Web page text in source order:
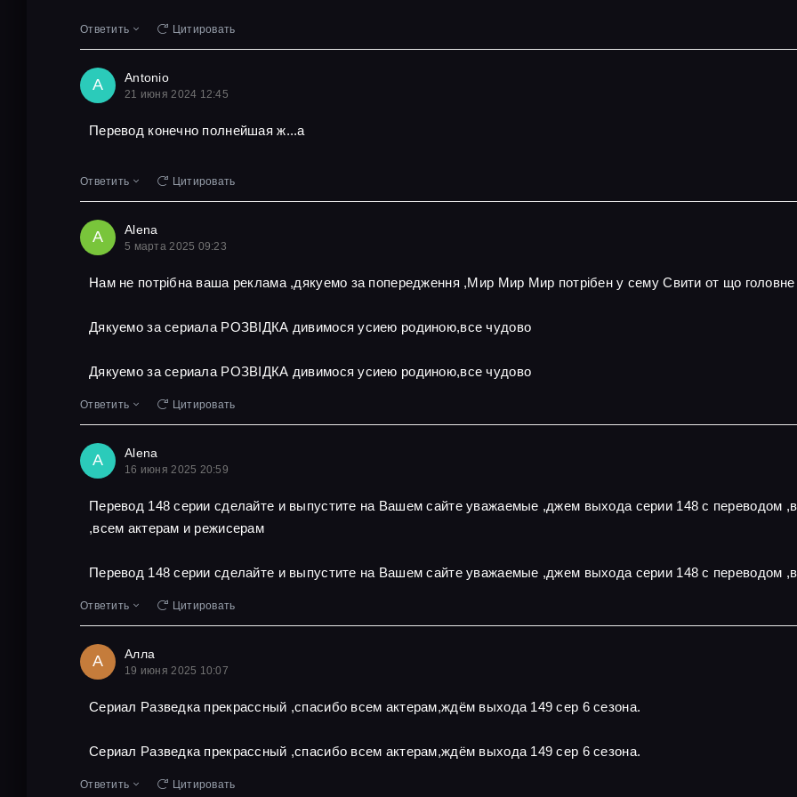
Ответить Цитировать
A Antonio
21 июня 2024 12:45
Перевод конечно полнейшая ж...а
Ответить Цитировать
A Alena
5 марта 2025 09:23
Нам не потрібна ваша реклама ,дякуемо за попередження ,Мир Мир Мир потрібен у сему Свити от що головне
Дякуемо за сериала РОЗВІДКА дивимося усиею родиною,все чудово
Дякуемо за сериала РОЗВІДКА дивимося усиею родиною,все чудово
Ответить Цитировать
A Alena
16 июня 2025 20:59
Перевод 148 серии сделайте и выпустите на Вашем сайте уважаемые ,джем выхода серии 148 с переводом
,всем актерам и режисерам
Перевод 148 серии сделайте и выпустите на Вашем сайте уважаемые ,джем выхода серии 148 с переводом
Ответить Цитировать
А Алла
19 июня 2025 10:07
Сериал Разведка прекрассный ,спасибо всем актерам,ждём выхода 149 сер 6 сезона.
Сериал Разведка прекрассный ,спасибо всем актерам,ждём выхода 149 сер 6 сезона.
Ответить Цитировать